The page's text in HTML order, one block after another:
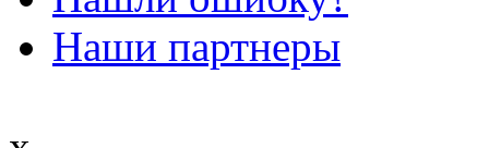
Наши партнеры